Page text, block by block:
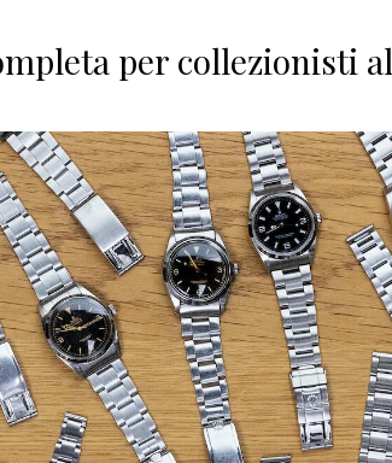
per collezionisti al